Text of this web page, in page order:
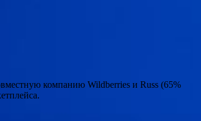
компанию Wildberries и Russ (65%